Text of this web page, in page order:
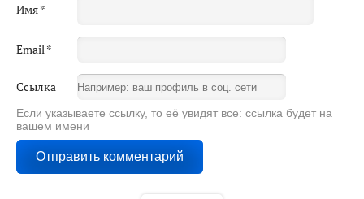
Имя*
Email*
Ссылка
Если указываете ссылку, то её увидят все: ссылка будет на
вашем имени